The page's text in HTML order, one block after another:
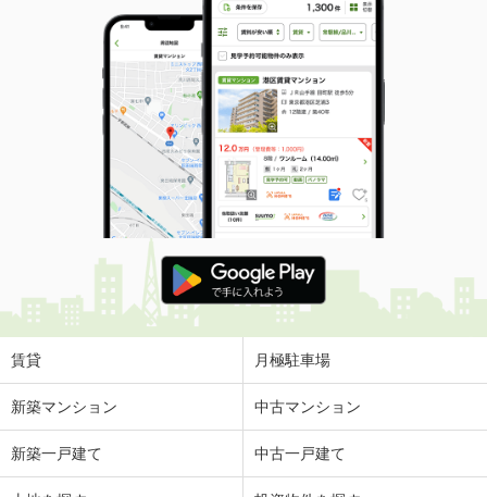
賃貸 月極駐車場
新築マンション 中古マンション
新築一戸建て 中古一戸建て